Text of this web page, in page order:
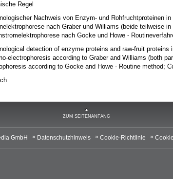
Regel
Nachweis von Enzym- und Rohfruchtproteinen
nach Graber und Williams (beide teilweise
nach Gocke und Howe -
detection of enzyme proteins and raw-fruit
electrophoresis according to Graber and Williams (both
according to Gocke and Howe - Routine method;
ZUM SEITENANFANG
GmbH Datenschutzhinweis Cookie-Richtlinie